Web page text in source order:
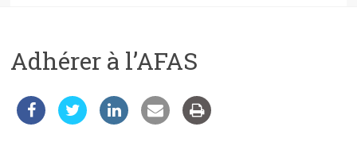
les
et
les
Adhérer à l’AFAS